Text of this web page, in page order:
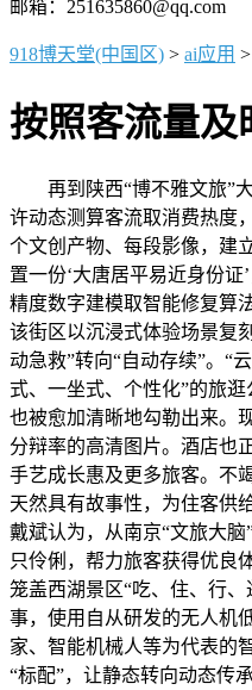
邮箱：251635860@qq.com
918博天堂(中国区) > ai应用 >
按照客流量及
再到陕西“博不雅文旅”
许动态测算客流取消费热度
个文创产物、每段影像，建
置一份‘大唐居平易近身份
精度数字建模取智能修复算
该街区以沉浸式体验场景复
动急救”转向“自动存续”。“
式、一坐式、个性化”的旅
也被愈加清晰地勾勒出来。
分辩率的高清图片。酒店也
手艺成长惠及更多旅客。不
天然具有故事性，为住客供
戴斌认为，从南京“文旅大
只伶俐，帮力旅客获得优良
笼盖西湖景区“吃、住、行
事，使用自从研发的无人机
家、智能机械人等为代表的
“标配”，让静态转向动态传